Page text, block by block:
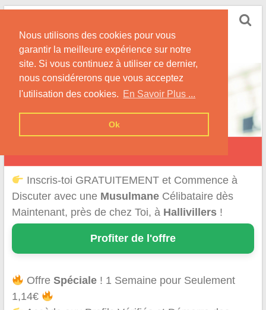
Nous utilisons des cookies pour vous
garantir la meilleure expérience sur notre
site. Si vous continuez à utiliser ce dernier,
nous considérerons que vous acceptez
l'utilisation des cookies. En Savoir Plus ...
Ok
Skip
content
Conseils et Informations pour la Rencontre d'une
Musulmane
Inscris-toi GRATUITEMENT et Commence à
Discuter avec une MusulmaneCélibataire dès
Maintenant, près de chez Toi, à Hallivillers!
Profiter de l'offre
OffreSpéciale ! 1 Semaine pour Seulement
1,14€